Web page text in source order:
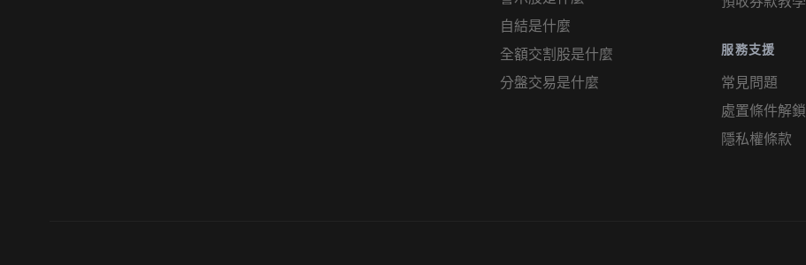
自結是什麼
全額交割股是什麼
分盤交易是什麼
服務支援
常見問題
處置條件解鎖
隱私權條款